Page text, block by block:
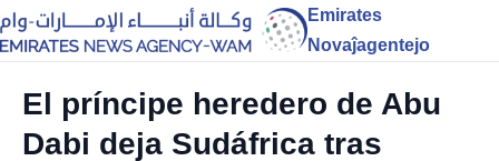
Emirates
Novaĵagentejo
El príncipe heredero de Abu
Dabi deja Sudáfrica tras